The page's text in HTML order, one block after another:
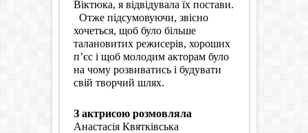
Віктюка, я відвідувала їх постави.
Отже підсумовуючи, звісно
хочеться, щоб було більше
талановитих режисерів, хороших
п’єс і щоб молодим акторам було
на чому розвиватись і будувати
свій творчий шлях.
З актрисою розмовляла
Анастасія Квятківська